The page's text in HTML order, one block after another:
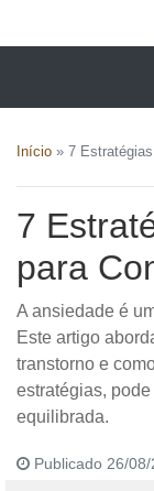
Início » 7
7
para
A ansiedade é
Este artigo
transtorno e
estratégias,
equilibrada.
Publicado 26/